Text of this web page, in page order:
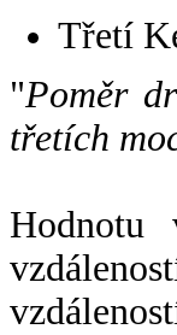
Třetí
"Poměr
třetích
Hodnotu